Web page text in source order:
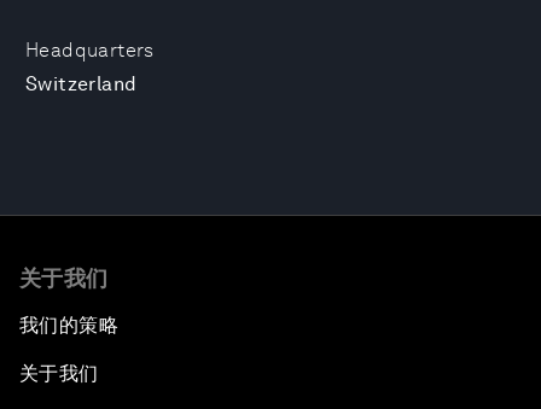
Headquarters
Switzerland
关于我们
我们的策略
关于我们